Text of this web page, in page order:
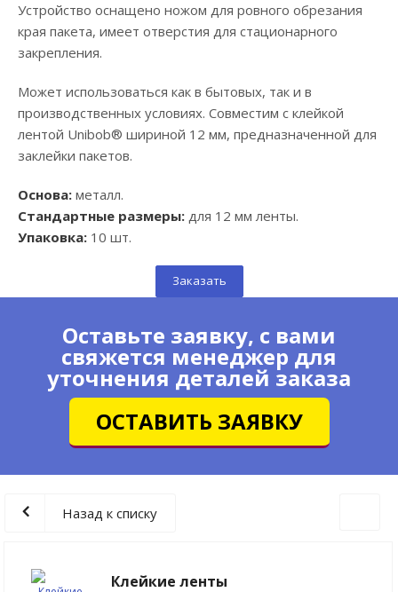
Устройство оснащено ножом для ровного обрезания
края пакета, имеет отверстия для стационарного
закрепления.
Может использоваться как в бытовых, так и в
производственных условиях. Совместим с клейкой
лентой Unibob® шириной 12 мм, предназначенной для
заклейки пакетов.
Основа: металл.
Стандартные размеры: для 12 мм ленты.
Упаковка: 10 шт.
Заказать
Оставьте заявку, с вами
свяжется менеджер для
уточнения деталей заказа
ОСТАВИТЬ ЗАЯВКУ
Назад к списку
Клейкие ленты